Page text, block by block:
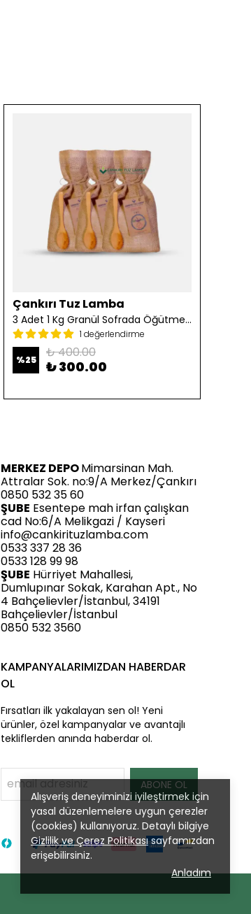
Alışveriş deneyiminizi iyileştirmek için
yasal düzenlemelere uygun çerezler
(cookies) kullanıyoruz. Detaylı bilgiye
Gizlilik ve Çerez Politikasısayfamızdan
erişebilirsiniz.
Anladım
Çankırı Tuz Lamba
3 Adet 1 Kg Granül Sofrada Öğütme Tuzu
1 değerlendirme
%25 ₺ 400.00
₺ 300.00
MERKEZ DEPOMimarsinan Mah.
Attralar Sok. no:9/A Merkez/Çankırı
0850 532 35 60
ŞUBE Esentepe mah irfan çalışkan
cad No:6/A Melikgazi / Kayseri
info@cankirituzlamba.com
0533 337 28 36
0533 128 99 98
ŞUBE Hürriyet Mahallesi,
Dumlupınar Sokak, Karahan Apt., No
4 Bahçelievler/İstanbul, 34191
Bahçelievler/İstanbul
0850 532 3560
KAMPANYALARIMIZDAN HABERDAR
OL
Fırsatları ilk yakalayan sen ol! Yeni
ürünler, özel kampanyalar ve avantajlı
tekliflerden anında haberdar ol.
ABONE OL